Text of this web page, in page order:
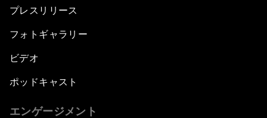
プレスリリース
フォトギャラリー
ビデオ
ポッドキャスト
エンゲージメント